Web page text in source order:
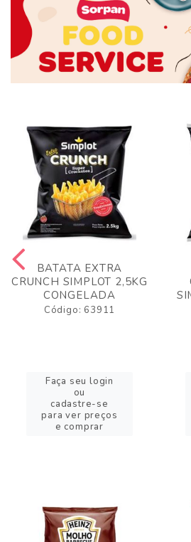
BATATA EXTRA
CRUNCH SIMPLOT 2,5KG
CONGELADA
Código: 63911
Faça seu login
ou
cadastre-se
para ver preços
e comprar